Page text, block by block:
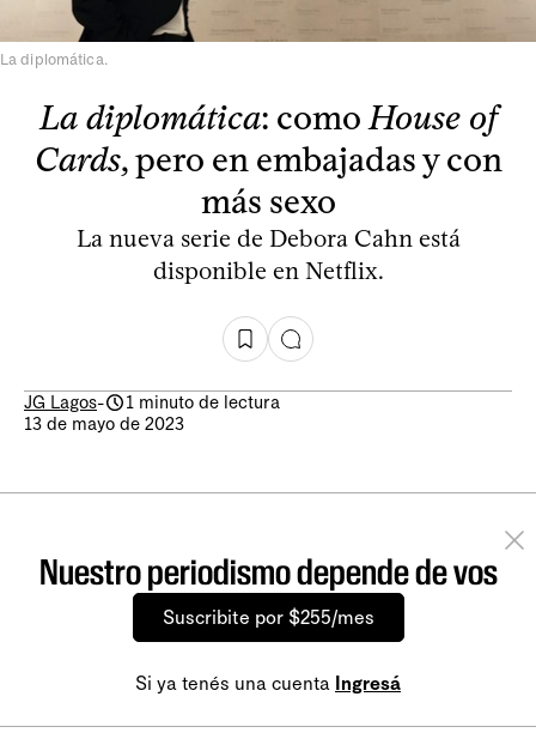
La diplomática.
La diplomática: comoHouse of
Cards, pero en embajadas y con
más sexo
La nueva serie de Debora Cahn está
disponible en Netflix.
JG Lagos-
1 minuto de lectura
13 de mayo de 2023
Nuestro periodismo depende de vos
Suscribite por $255/mes
Si ya tenés una cuenta Ingresá